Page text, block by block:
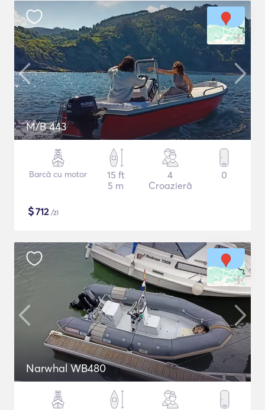
M/B 443
Barcă cu motor
15 ft
5 m
4
Croazieră
0
$712/zi
Narwhal WB480